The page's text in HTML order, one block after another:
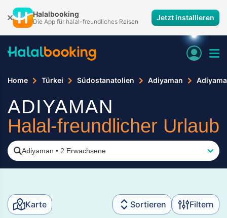
Halalbooking
Die App für halal-freundliches Reisen Jetzt installieren
Home Türkei Südostanatolien Adiyaman
ADIYAMAN
Halal-freundlicher Urlaub
Adiyaman • 2 Erwachsene
Karte Sortieren Filtern